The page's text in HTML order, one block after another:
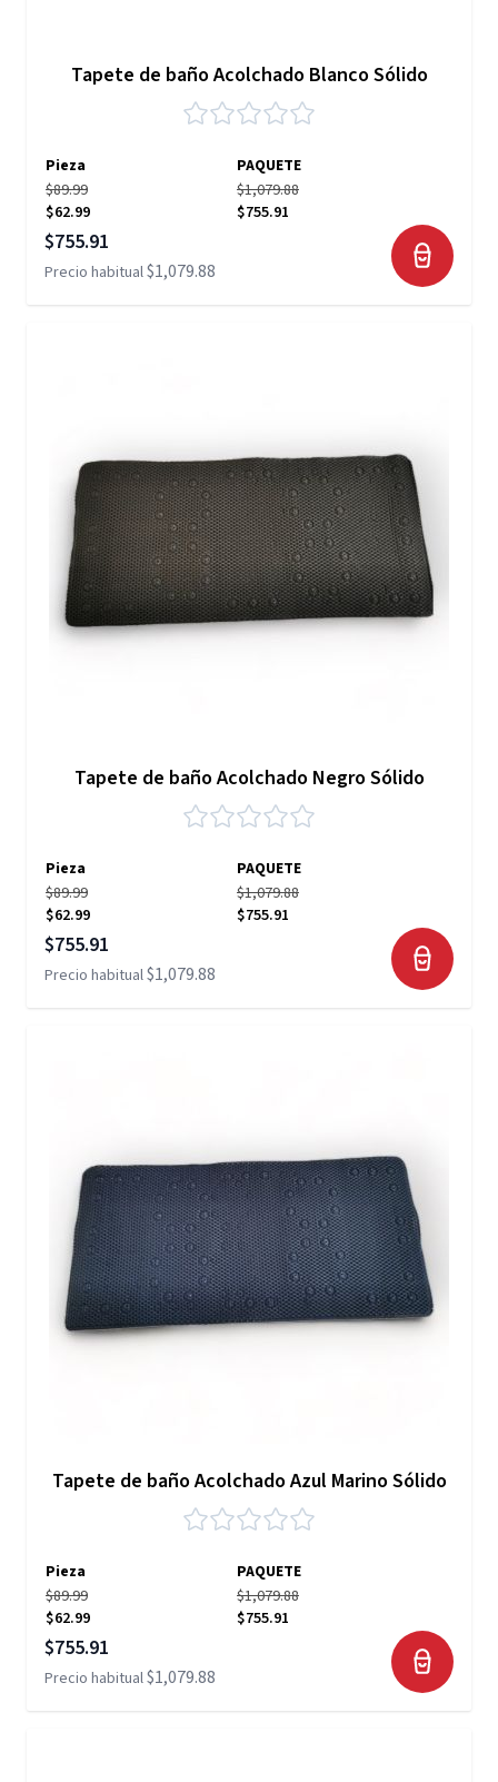
Tapete de baño Acolchado Blanco Sólido
Pieza
PAQUETE
$89.99
$62.99
$1,079.88
$755.91
Precio especial
$755.91
Precio habitual$1,079.88
Tapete de baño Acolchado Negro Sólido
Pieza
PAQUETE
$89.99
$62.99
$1,079.88
$755.91
Precio especial
$755.91
Precio habitual$1,079.88
Tapete de baño Acolchado Azul Marino Sólido
Pieza
PAQUETE
$89.99
$62.99
$1,079.88
$755.91
Precio especial
$755.91
Precio habitual$1,079.88